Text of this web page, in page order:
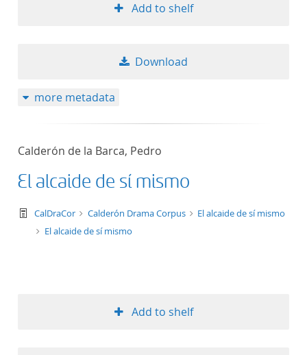
Add to shelf
Download
more metadata
Calderón de la Barca, Pedro
El alcaide de sí mismo
text/tg.work+xml
CalDraCor Calderón Drama Corpus
El alcaide de sí mismo
El alcaide de sí mismo
Add to shelf